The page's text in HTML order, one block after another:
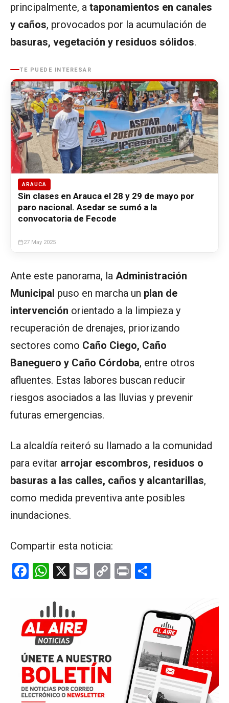
principalmente, a taponamientos en canales
y caños, provocados por la acumulación de
basuras, vegetación y residuos sólidos.
TE PUEDE INTERESAR
ARAUCA
Sin clases en Arauca el 28 y 29 de mayo por
paro nacional. Asedar se sumó a la
convocatoria de Fecode
27 May 2025
Ante este panorama, la Administración
Municipal puso en marcha un plan de
intervención orientado a la limpieza y
recuperación de drenajes, priorizando
sectores como Caño Ciego, Caño
Baneguero y Caño Córdoba, entre otros
afluentes. Estas labores buscan reducir
riesgos asociados a las lluvias y prevenir
futuras emergencias.
La alcaldía reiteró su llamado a la comunidad
para evitar arrojar escombros, residuos o
basuras a las calles, caños y alcantarillas,
como medida preventiva ante posibles
inundaciones.
Compartir esta noticia:
F
b
o
o
k
W
at
s
A
p
p
X
E
C
k
Pr
p
ar
tir